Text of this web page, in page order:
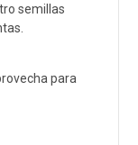
semillas
para